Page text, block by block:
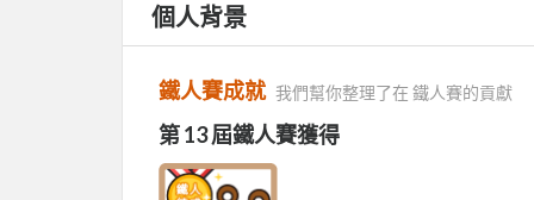
個人背景
鐵人賽成就 我們幫你整理了在 鐵人賽的貢獻
第 13 屆鐵人賽獲得